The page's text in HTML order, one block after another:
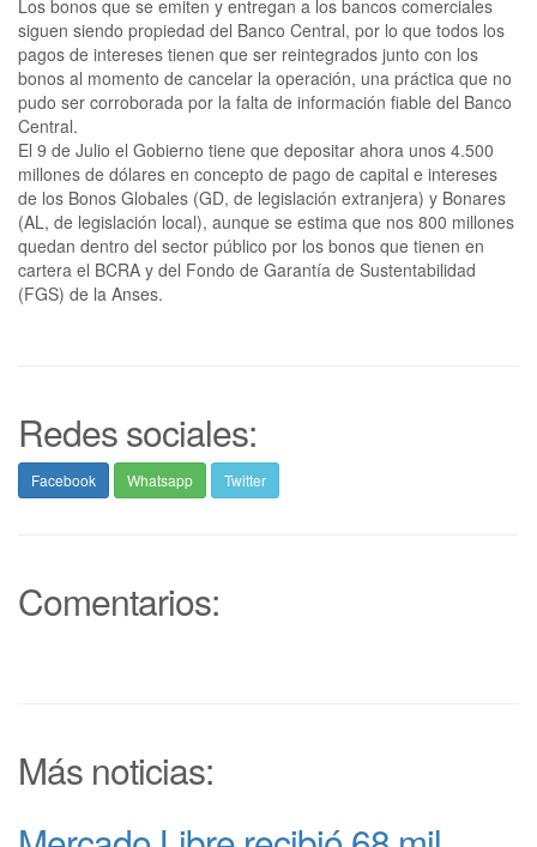
Los bonos que se emiten y entregan a los bancos comerciales
siguen siendo propiedad del Banco Central, por lo que todos los
pagos de intereses tienen que ser reintegrados junto con los
bonos al momento de cancelar la operación, una práctica que no
pudo ser corroborada por la falta de información fiable del Banco
Central.
El 9 de Julio el Gobierno tiene que depositar ahora unos 4.500
millones de dólares en concepto de pago de capital e intereses
de los Bonos Globales (GD, de legislación extranjera) y Bonares
(AL, de legislación local), aunque se estima que nos 800 millones
quedan dentro del sector público por los bonos que tienen en
cartera el BCRA y del Fondo de Garantía de Sustentabilidad
(FGS) de la Anses.
Redes sociales:
Facebook Whatsapp Twitter
Comentarios:
Más noticias: